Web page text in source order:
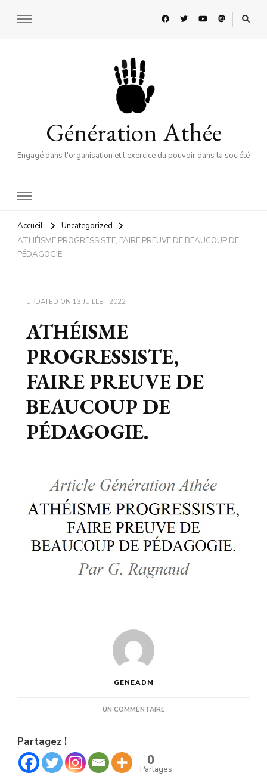
Génération Athée
Engagé dans l'organisation et l'exercice du pouvoir dans la société
Accueil
Uncategorized
ATHÉISME PROGRESSISTE, FAIRE PREUVE DE BEAUCOUP DE
PÉDAGOGIE.
UPDATED ON 13 JUILLET 2022
ATHÉISME
PROGRESSISTE,
FAIRE PREUVE DE
BEAUCOUP DE
PÉDAGOGIE.
GENEADM
UN COMMENTAIRESUR
DE
Partagez !
0
Partages